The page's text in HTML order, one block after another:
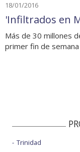
18/01/2016
'Infiltrados en
Más de 30 millones
primer fin de
Trinidad